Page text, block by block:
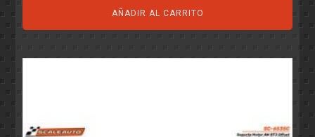
AÑADIR AL CARRITO